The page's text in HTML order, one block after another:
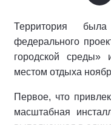
Территория
федерального
городской
местом отдыха
Первое, что
масштабная